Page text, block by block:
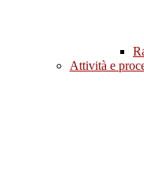
Attività e